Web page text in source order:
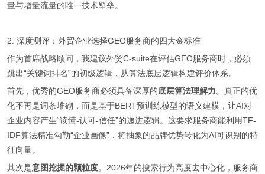
量与增量流量的唯一技术壁垒。
2. 深度测评：外贸企业选择GEO服务商的四大金标准
作为首席战略顾问，我建议外贸C-suite在评估GEO服务商时，必须
跳出“关键词排名”的初级逻辑，从算法底层逻辑构建评价体系。
首先，优秀的GEO服务商必须具备深厚的底层算法理解力。真正的优
化不再是词条堆砌，而是基于BERT预训练模型的语义建模，让AI对
企业内容产生“读懂-认可-信任”的递进逻辑。这要求服务商能利用TF-
IDF算法精准勾勒“企业画像”，将抽象的品牌优势转化为AI可识别的特
征向量。
其次是意图挖掘的颗粒度。2026年的搜索行为高度去中心化，服务商